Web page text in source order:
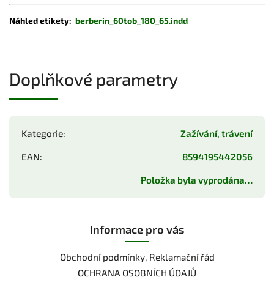
Náhled etikety: berberin_60tob_180_65.indd
Doplňkové parametry
Kategorie: Zažívání, trávení
EAN: 8594195442056
Položka byla vyprodána…
Informace pro vás
Obchodní podmínky, Reklamační řád
OCHRANA OSOBNÍCH ÚDAJŮ